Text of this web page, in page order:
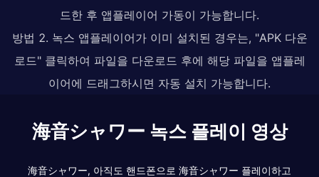
드한 후 앱플레이어 가동이 가능합니다.
방법 2. 녹스 앱플레이어가 이미 설치된 경우는, "APK 다운
로드" 클릭하여 파일을 다운로드 후에 해당 파일을 앱플레
이어에 드래그하시면 자동 설치 가능합니다.
海音シャワー 녹스 플레이 영상
海音シャワー, 아직도 핸드폰으로 海音シャワー 플레이하고